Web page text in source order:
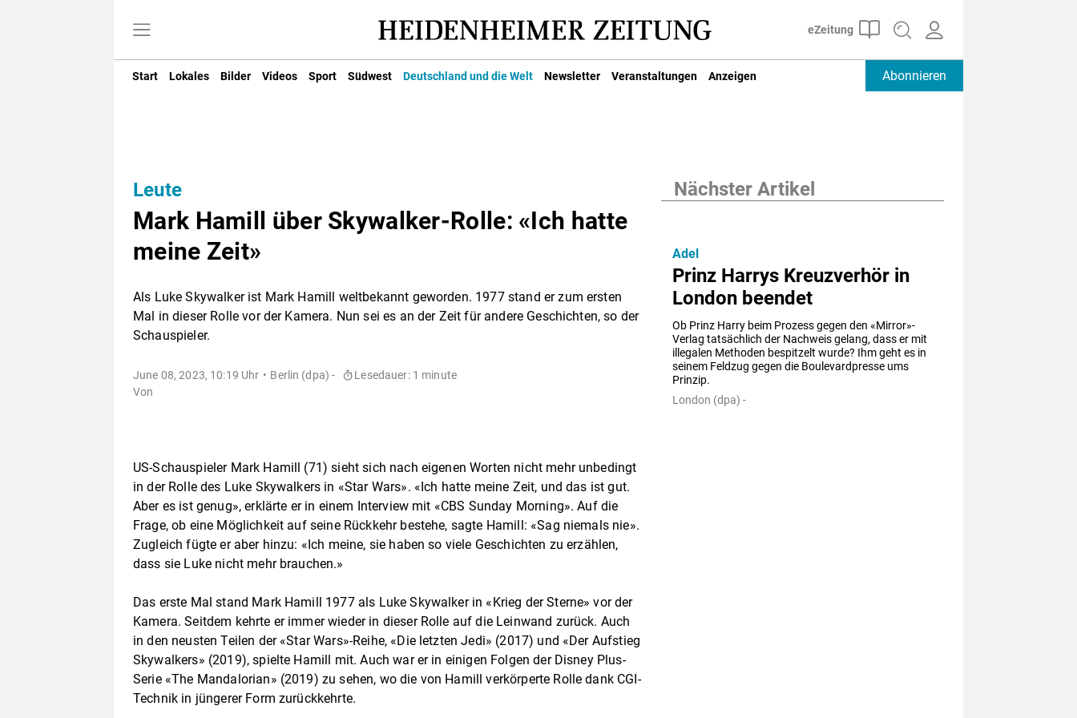
Start Lokales Bilder Videos Sport Südwest Deutschland und die Welt Newsletter Veranstaltungen Anzeigen Abonnieren
Leute
Mark Hamill über Skywalker-Rolle: «Ich hatte
meine Zeit»
Als Luke Skywalker ist Mark Hamill weltbekannt geworden. 1977 stand er zum ersten
Mal in dieser Rolle vor der Kamera. Nun sei es an der Zeit für andere Geschichten, so der
Schauspieler.
June 08, 2023, 10:19 Uhr Berlin (dpa) -
Lesedauer: 1 minute
Von
US-Schauspieler Mark Hamill (71) sieht sich nach eigenen Worten nicht mehr unbedingt
in der Rolle des Luke Skywalkers in «Star Wars». «Ich hatte meine Zeit, und das ist gut.
Aber es ist genug», erklärte er in einem Interview mit «CBS Sunday Morning». Auf die
Frage, ob eine Möglichkeit auf seine Rückkehr bestehe, sagte Hamill: «Sag niemals nie».
Zugleich fügte er aber hinzu: «Ich meine, sie haben so viele Geschichten zu erzählen,
dass sie Luke nicht mehr brauchen.»
Das erste Mal stand Mark Hamill 1977 als Luke Skywalker in «Krieg der Sterne» vor der
Kamera. Seitdem kehrte er immer wieder in dieser Rolle auf die Leinwand zurück. Auch
in den neusten Teilen der «Star Wars»-Reihe, «Die letzten Jedi» (2017) und «Der Aufstieg
Skywalkers» (2019), spielte Hamill mit. Auch war er in einigen Folgen der Disney Plus-
Serie «The Mandalorian» (2019) zu sehen, wo die von Hamill verkörperte Rolle dank CGI-
Technik in jüngerer Form zurückkehrte.
Nächster Artikel
Prinz Harrys Kreuzverhör in
London beendet
Ob Prinz Harry beim Prozess gegen den «Mirror»-
Verlag tatsächlich der Nachweis gelang, dass er mit
illegalen Methoden bespitzelt wurde? Ihm geht es in
seinem Feldzug gegen die Boulevardpresse ums
Prinzip.
Adel
London (dpa) -